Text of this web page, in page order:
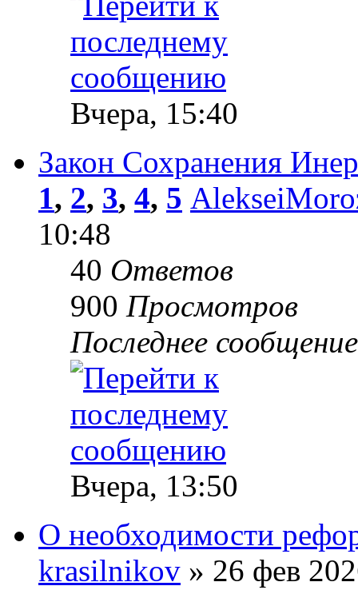
Вчера, 15:40
Закон Сохранения
1, 2, 3, 4, 5
10:48
40 Ответов
900 Просмотров
Последнее
Вчера, 13:50
О необходимости
krasilnikov » 26 фев